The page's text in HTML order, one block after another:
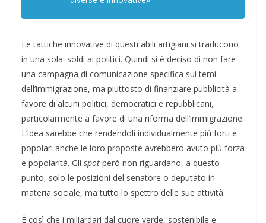
Le tattiche innovative di questi abili artigiani si traducono
in una sola: soldi ai politici. Quindi si è deciso di non fare
una campagna di comunicazione specifica sui temi
dell’immigrazione, ma piuttosto di finanziare pubblicità a
favore di alcuni politici, democratici e repubblicani,
particolarmente a favore di una riforma dell’immigrazione.
L’idea sarebbe che rendendoli individualmente più forti e
popolari anche le loro proposte avrebbero avuto più forza
e popolarità. Gli spot però non riguardano, a questo
punto, solo le posizioni del senatore o deputato in
materia sociale, ma tutto lo spettro delle sue attività.
È così che i miliardari dal cuore verde, sostenibile e